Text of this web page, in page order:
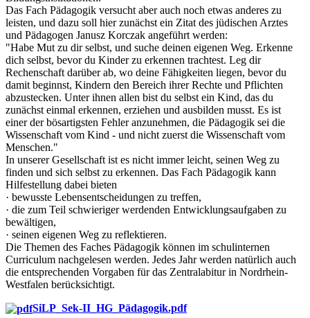
Das Fach Pädagogik versucht aber auch noch etwas anderes zu
leisten, und dazu soll hier zunächst ein Zitat des jüdischen Arztes
und Pädagogen Janusz Korczak angeführt werden:
"Habe Mut zu dir selbst, und suche deinen eigenen Weg. Erkenne
dich selbst, bevor du Kinder zu erkennen trachtest. Leg dir
Rechenschaft darüber ab, wo deine Fähigkeiten liegen, bevor du
damit beginnst, Kindern den Bereich ihrer Rechte und Pflichten
abzustecken. Unter ihnen allen bist du selbst ein Kind, das du
zunächst einmal erkennen, erziehen und ausbilden musst. Es ist
einer der bösartigsten Fehler anzunehmen, die Pädagogik sei die
Wissenschaft vom Kind - und nicht zuerst die Wissenschaft vom
Menschen."
In unserer Gesellschaft ist es nicht immer leicht, seinen Weg zu
finden und sich selbst zu erkennen. Das Fach Pädagogik kann
Hilfestellung dabei bieten
· bewusste Lebensentscheidungen zu treffen,
· die zum Teil schwieriger werdenden Entwicklungsaufgaben zu
bewältigen,
· seinen eigenen Weg zu reflektieren.
Die Themen des Faches Pädagogik können im schulinternen
Curriculum nachgelesen werden. Jedes Jahr werden natürlich auch
die entsprechenden Vorgaben für das Zentralabitur in Nordrhein-
Westfalen berücksichtigt.
SiLP_Sek-II_HG_Pädagogik.pdf